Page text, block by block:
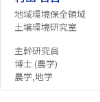
地域環境保全領域
土壌環境研究室
主幹研究員
博士 (農学)
農学,地学